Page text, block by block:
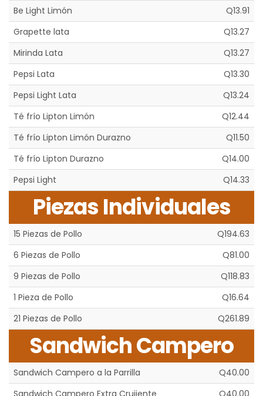
Be Light Limón
Q13.91
Grapette lata
Q13.27
Mirinda Lata
Q13.27
Pepsi Lata
Q13.30
Pepsi Light Lata
Q13.24
Té frío Lipton Limón
Q12.44
Té frío Lipton Limón Durazno
Q11.50
Té frío Lipton Durazno
Q14.00
Pepsi Light
Q14.33
Piezas Individuales
15 Piezas de Pollo
Q194.63
6 Piezas de Pollo
Q81.00
9 Piezas de Pollo
Q118.83
1 Pieza de Pollo
Q16.64
21 Piezas de Pollo
Q261.89
Sandwich Campero
Sandwich Campero a la Parrilla
Q40.00